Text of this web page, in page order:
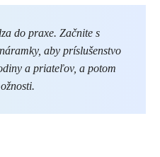
do praxe. Začnite s
aby príslušenstvo
a priateľov, a potom